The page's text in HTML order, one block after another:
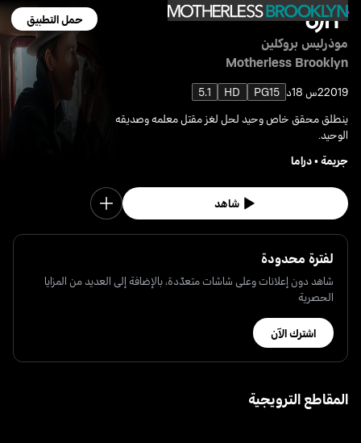
حمل التطبيق
موذرليس بروكلين
Motherless Brooklyn
20192س 18د PG15
HD
5.1
ينطلق محقق خاص وحيد لحل لغز مقتل معلمه وصديقه
الوحيد.
جريمة•دراما
شاهد
لفترة محدودة
شاهد دون إعلانات وعلى شاشات متعدّدة، بالإضافة إلى العديد من المزايا
الحصرية
اشترك الآن
المقاطع الترويجية